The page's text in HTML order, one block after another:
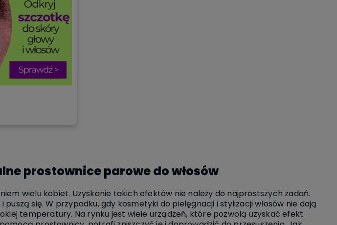
prostownice parowe do włosów
wielu kobiet. Uzyskanie takich efektów nie należy do najprostszych zadań.
puszą się. W przypadku, gdy kosmetyki do pielęgnacji i stylizacji włosów nie dają
temperatury. Na rynku jest wiele urządzeń, które pozwolą uzyskać efekt